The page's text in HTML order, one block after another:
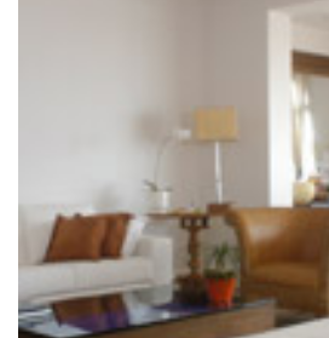
VER PROJETO